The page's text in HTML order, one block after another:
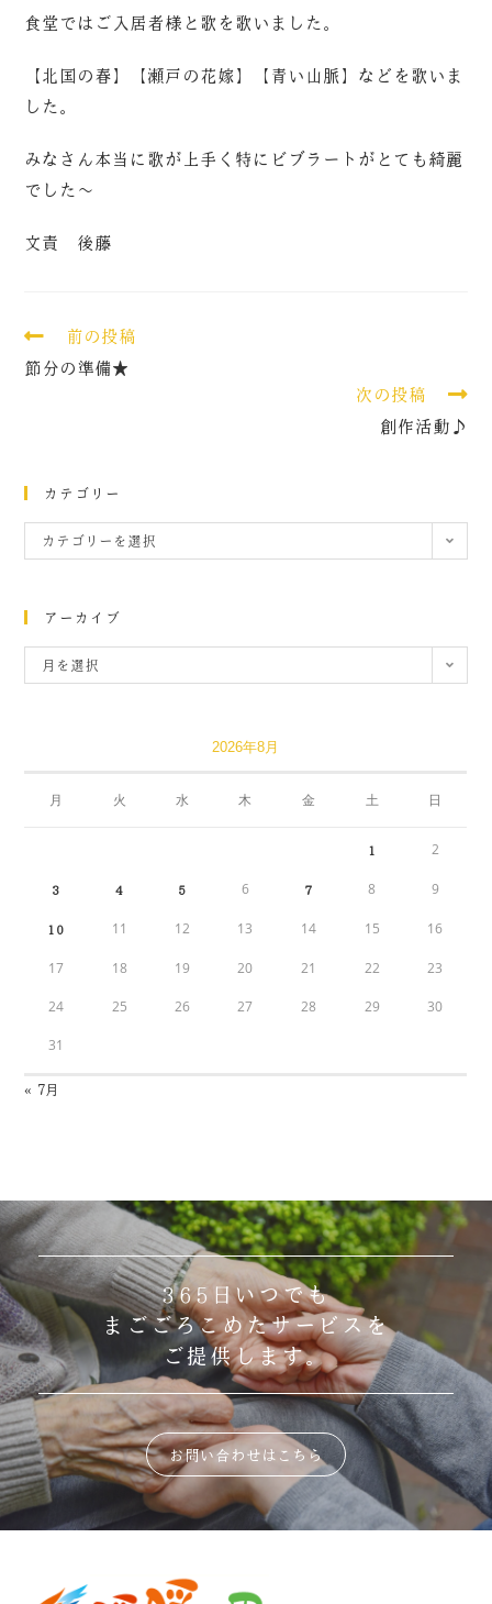
食堂ではご入居者様と歌を歌いました。
【北国の春】【瀬戸の花嫁】【青い山脈】などを歌いま
した。
みなさん本当に歌が上手く特にビブラートがとても綺麗
でした～
文責 後藤
前の投稿
節分の準備★
次の投稿
創作活動♪
カテゴリー
カテゴリーを選択
アーカイブ
月を選択
2026年8月
月 火 水 木 金 土 日
1 2
3 4 5 6 7 8 9
10 11 12 13 14 15 16
17 18 19 20 21 22 23
24 25 26 27 28 29 30
31
« 7月
365日いつでも
まごごろこめたサービスを
ご提供します。
お問い合わせはこちら